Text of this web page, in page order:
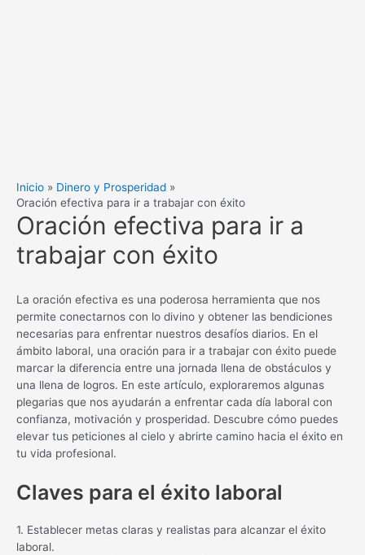
Inicio
Dinero y Prosperidad
Oración efectiva para ir a trabajar con éxito
Oración efectiva para ir a
trabajar con éxito
La oración efectiva es una poderosa herramienta que nos
permite conectarnos con lo divino y obtener las bendiciones
necesarias para enfrentar nuestros desafíos diarios. En el
ámbito laboral, una oración para ir a trabajar con éxito puede
marcar la diferencia entre una jornada llena de obstáculos y
una llena de logros. En este artículo, exploraremos algunas
plegarias que nos ayudarán a enfrentar cada día laboral con
confianza, motivación y prosperidad. Descubre cómo puedes
elevar tus peticiones al cielo y abrirte camino hacia el éxito en
tu vida profesional.
Claves para el éxito laboral
1. Establecer metas claras y realistas para alcanzar el éxito
laboral.